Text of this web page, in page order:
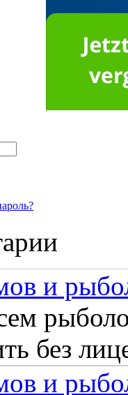
и
без
и